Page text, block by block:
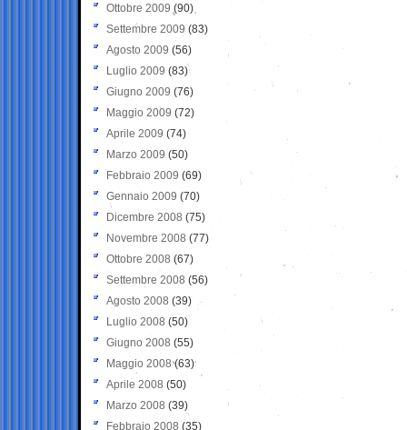
Ottobre 2009 (90)
Settembre 2009 (83)
Agosto 2009 (56)
Luglio 2009 (83)
Giugno 2009 (76)
Maggio 2009 (72)
Aprile 2009 (74)
Marzo 2009 (50)
Febbraio 2009 (69)
Gennaio 2009 (70)
Dicembre 2008 (75)
Novembre 2008 (77)
Ottobre 2008 (67)
Settembre 2008 (56)
Agosto 2008 (39)
Luglio 2008 (50)
Giugno 2008 (55)
Maggio 2008(63)
Aprile 2008 (50)
Marzo 2008 (39)
Febbraio 2008 (35)